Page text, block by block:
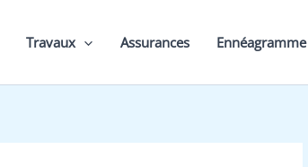
Travaux Assurances Ennéagramme